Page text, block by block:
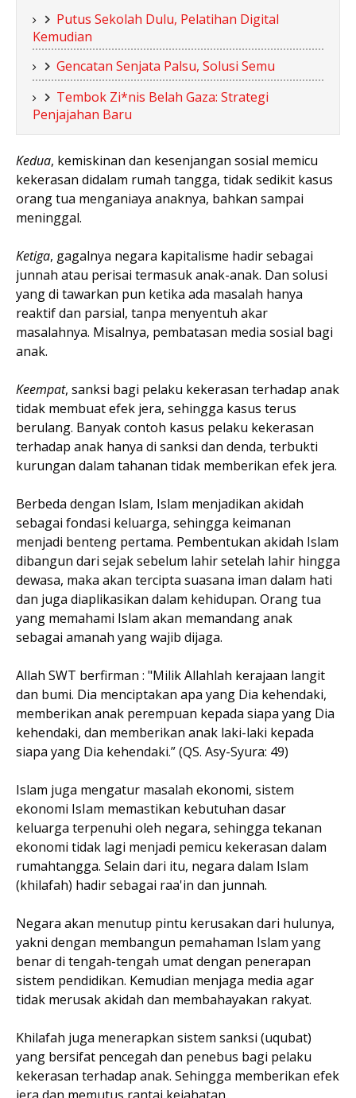
Putus Sekolah Dulu, Pelatihan Digital
Kemudian
Gencatan Senjata Palsu, Solusi Semu
Tembok Zi*nis Belah Gaza: Strategi
Penjajahan Baru
Kedua, kemiskinan dan kesenjangan sosial memicu
kekerasan didalam rumah tangga, tidak sedikit kasus
orang tua menganiaya anaknya, bahkan sampai
meninggal.
Ketiga, gagalnya negara kapitalisme hadir sebagai
junnah atau perisai termasuk anak-anak. Dan solusi
yang di tawarkan pun ketika ada masalah hanya
reaktif dan parsial, tanpa menyentuh akar
masalahnya. Misalnya, pembatasan media sosial bagi
anak.
Keempat, sanksi bagi pelaku kekerasan terhadap anak
tidak membuat efek jera, sehingga kasus terus
berulang. Banyak contoh kasus pelaku kekerasan
terhadap anak hanya di sanksi dan denda, terbukti
kurungan dalam tahanan tidak memberikan efek jera.
Berbeda dengan Islam, Islam menjadikan akidah
sebagai fondasi keluarga, sehingga keimanan
menjadi benteng pertama. Pembentukan akidah Islam
dibangun dari sejak sebelum lahir setelah lahir hingga
dewasa, maka akan tercipta suasana iman dalam hati
dan juga diaplikasikan dalam kehidupan. Orang tua
yang memahami Islam akan memandang anak
sebagai amanah yang wajib dijaga.
Allah SWT berfirman : "Milik Allahlah kerajaan langit
dan bumi. Dia menciptakan apa yang Dia kehendaki,
memberikan anak perempuan kepada siapa yang Dia
kehendaki, dan memberikan anak laki-laki kepada
siapa yang Dia kehendaki.” (QS. Asy-Syura: 49)
Islam juga mengatur masalah ekonomi, sistem
ekonomi IsIam memastikan kebutuhan dasar
keluarga terpenuhi oleh negara, sehingga tekanan
ekonomi tidak lagi menjadi pemicu kekerasan dalam
rumahtangga. Selain dari itu, negara dalam Islam
(khilafah) hadir sebagai raa'in dan junnah.
Negara akan menutup pintu kerusakan dari hulunya,
yakni dengan membangun pemahaman Islam yang
benar di tengah-tengah umat dengan penerapan
sistem pendidikan. Kemudian menjaga media agar
tidak merusak akidah dan membahayakan rakyat.
Khilafah juga menerapkan sistem sanksi (uqubat)
yang bersifat pencegah dan penebus bagi pelaku
kekerasan terhadap anak. Sehingga memberikan efek